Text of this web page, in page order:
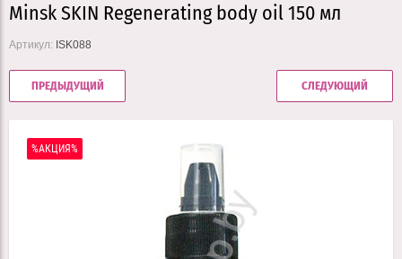
Minsk SKIN Regenerating body oil 150 мл
Артикул: ISK088
ПРЕДЫДУЩИЙ СЛЕДУЮЩИЙ
%АКЦИЯ%